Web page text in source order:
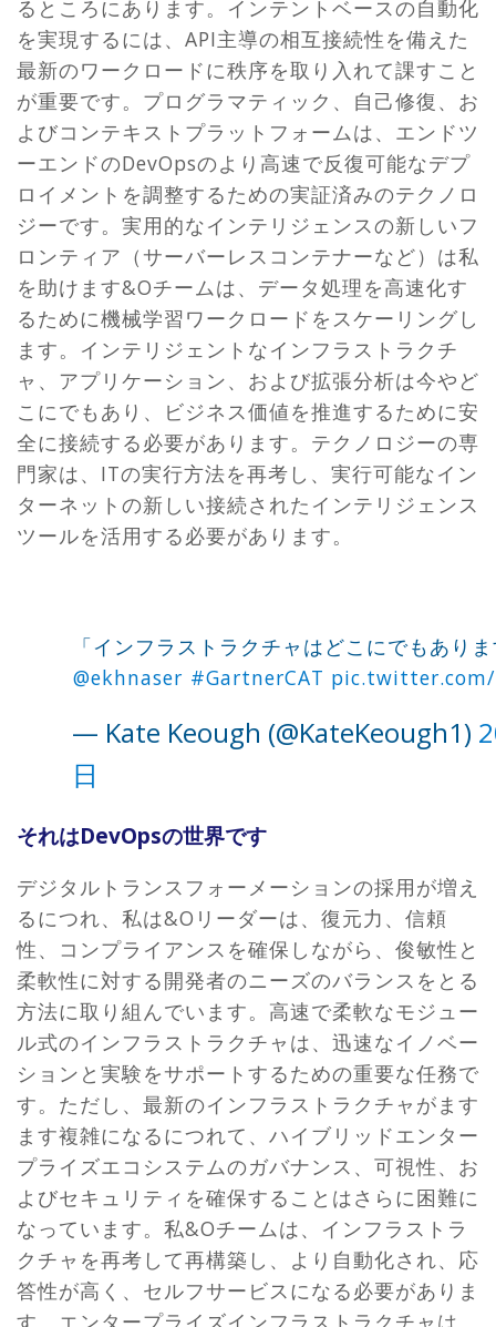
るところにあります。インテントベースの自動化
を実現するには、API主導の相互接続性を備えた
最新のワークロードに秩序を取り入れて課すこと
が重要です。プログラマティック、自己修復、お
よびコンテキストプラットフォームは、エンドツ
ーエンドのDevOpsのより高速で反復可能なデプ
ロイメントを調整するための実証済みのテクノロ
ジーです。実用的なインテリジェンスの新しいフ
ロンティア（サーバーレスコンテナーなど）は私
を助けます&Oチームは、データ処理を高速化す
るために機械学習ワークロードをスケーリングし
ます。インテリジェントなインフラストラクチ
ャ、アプリケーション、および拡張分析は今やど
こにでもあり、ビジネス価値を推進するために安
全に接続する必要があります。テクノロジーの専
門家は、ITの実行方法を再考し、実行可能なイン
ターネットの新しい接続されたインテリジェンス
ツールを活用する必要があります。
「インフラストラクチャはどこにでもあり
@ekhnaser #GartnerCAT pic.twitter.com/
— Kate Keough (@KateKeough1)
日
それはDevOpsの世界です
デジタルトランスフォーメーションの採用が増え
るにつれ、私は&Oリーダーは、復元力、信頼
性、コンプライアンスを確保しながら、俊敏性と
柔軟性に対する開発者のニーズのバランスをとる
方法に取り組んでいます。高速で柔軟なモジュー
ル式のインフラストラクチャは、迅速なイノベー
ションと実験をサポートするための重要な任務で
す。ただし、最新のインフラストラクチャがます
ます複雑になるにつれて、ハイブリッドエンター
プライズエコシステムのガバナンス、可視性、お
よびセキュリティを確保することはさらに困難に
なっています。私&Oチームは、インフラストラ
クチャを再考して再構築し、より自動化され、応
答性が高く、セルフサービスになる必要がありま